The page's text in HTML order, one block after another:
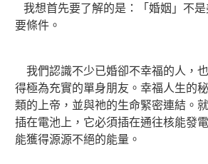
我想首先要了解的是：「婚姻」不
要條件。
我們認識不少已婚卻不幸福的人，
得極為充實的單身朋友。幸福人生的
類的上帝，並與祂的生命緊密連結。
插在電池上，它必須插在通往核能發
能獲得源源不絕的能量。